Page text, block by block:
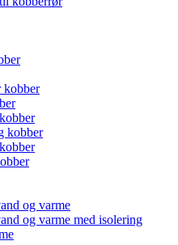
kobber
kobber
og varme
og varme med isolering